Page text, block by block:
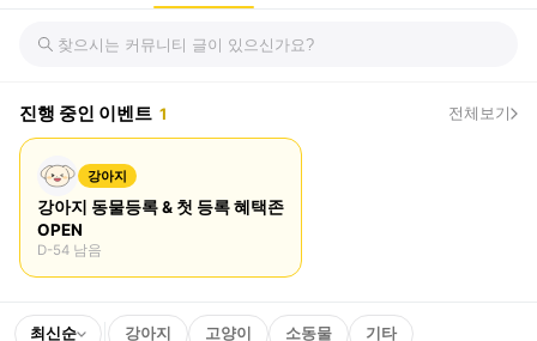
진행 중인 이벤트 1 전체보기
강아지
강아지 동물등록 & 첫 등록 혜택존
OPEN
D-54 남음
최신순 강아지 고양이 소동물 기타